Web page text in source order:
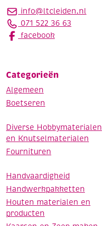
info@ltcleiden.nl
071 522 36 63
facebook
Categorieën
Algemeen
Boetseren
Diverse Hobbymaterialen
en Knutselmaterialen
Fournituren
Handvaardigheid
Handwerkpakketten
Houten materialen en
producten